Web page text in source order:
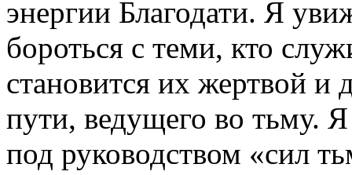
энергии Благодати. Я
бороться с теми, кто
становится их жертвой и
пути, ведущего во тьму.
под руководством «сил